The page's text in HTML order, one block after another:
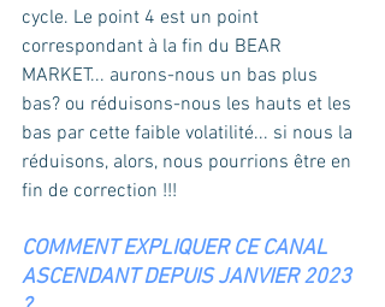
cycle. Le point 4 est un point
correspondant à la fin du BEAR
MARKET... aurons-nous un bas plus
bas? ou réduisons-nous les hauts et les
bas par cette faible volatilité... si nous la
réduisons, alors, nous pourrions être en
fin de correction !!!
COMMENT EXPLIQUER CE CANAL
ASCENDANT DEPUIS JANVIER 2023